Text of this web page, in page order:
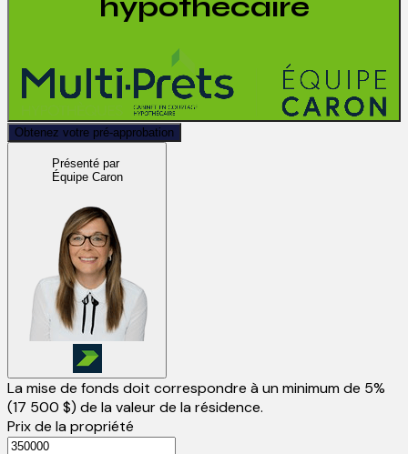
Obtenez votre pré-approbation
Présenté par
Équipe Caron
La mise de fonds doit correspondre à un minimum de 5%
(17 500 $) de la valeur de la résidence.
Prix de la propriété